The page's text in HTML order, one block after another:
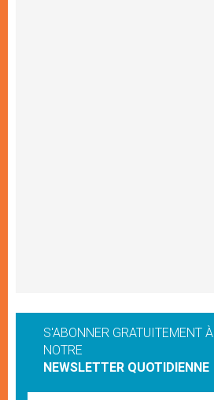
S'ABONNER GRATUITEMENT À
NOTRE
NEWSLETTER QUOTIDIENNE